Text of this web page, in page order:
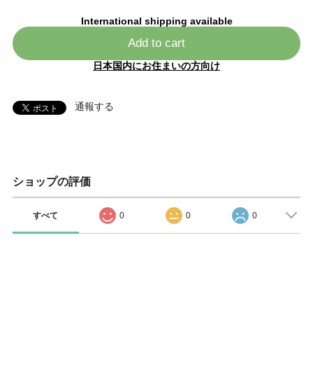
International shipping available
Add to cart
日本国内にお住まいの方向け
通報する
ショップの評価
すべて 0 0 0